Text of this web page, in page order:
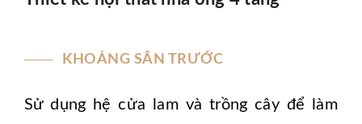
KHOẢNG SÂN TRƯỚC
Sử dụng hệ cửa lam và trồng cây để làm